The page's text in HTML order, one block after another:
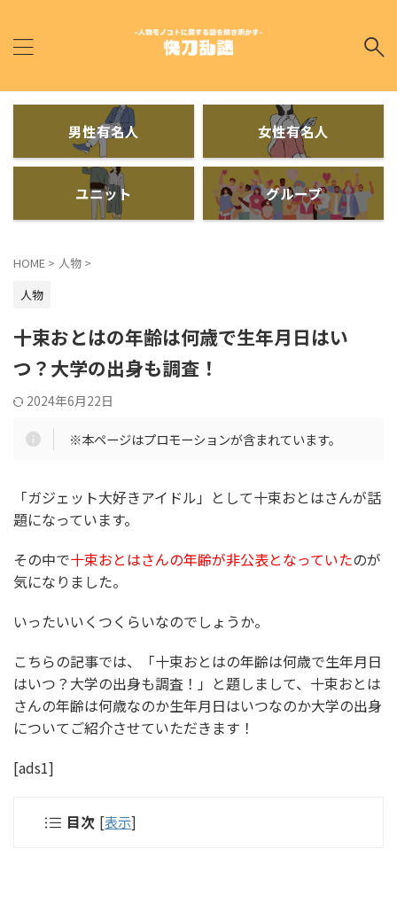
男性有名人 女性有名人
ユニット グループ
HOME > 人物 >
人物
十束おとはの年齢は何歳で生年月日はい
つ？大学の出身も調査！
2024年6月22日
※本ページはプロモーションが含まれています。
「ガジェット大好きアイドル」として十束おとはさんが話
題になっています。
その中で十束おとはさんの年齢が非公表となっていたのが
気になりました。
いったいいくつくらいなのでしょうか。
こちらの記事では、「十束おとはの年齢は何歳で生年月日
はいつ？大学の出身も調査！ 」と題しまして、十束おとは
さんの年齢は何歳なのか生年月日はいつなのか大学の出身
についてご紹介させていただきます！
[ads1]
目次 [表示]